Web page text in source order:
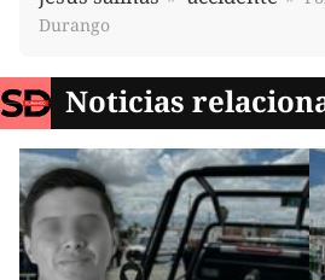
Durango
Noticias